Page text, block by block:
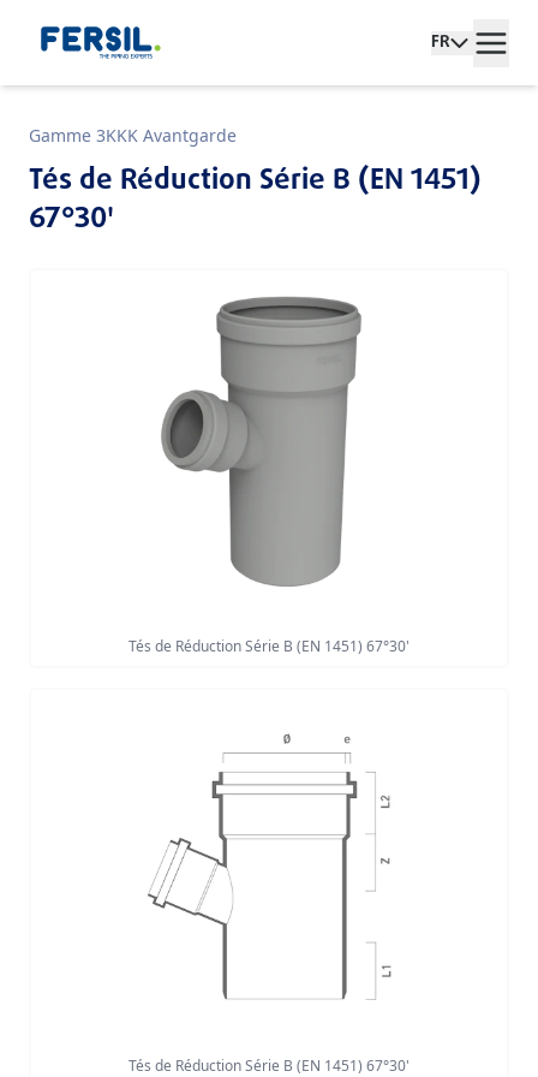
FR
Gamme 3KKK Avantgarde
Tés de Réduction Série B (EN 1451)
67°30'
Tés de Réduction Série B (EN 1451) 67°30'
Tés de Réduction Série B (EN 1451) 67°30'